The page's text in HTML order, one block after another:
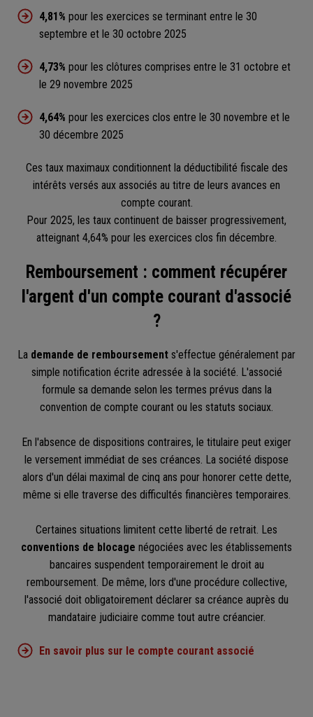
4,81% pour les exercices se terminant entre le 30
septembre et le 30 octobre 2025
4,73% pour les clôtures comprises entre le 31 octobre et
le 29 novembre 2025
4,64% pour les exercices clos entre le 30 novembre et le
30 décembre 2025
Ces taux maximaux conditionnent la déductibilité fiscale des
intérêts versés aux associés au titre de leurs avances en
compte courant.
Pour 2025, les taux continuent de baisser progressivement,
atteignant 4,64% pour les exercices clos fin décembre.
Remboursement : comment récupérer
l'argent d'un compte courant d'associé
?
La demande de remboursement s'effectue généralement par
simple notification écrite adressée à la société. L'associé
formule sa demande selon les termes prévus dans la
convention de compte courant ou les statuts sociaux.
En l'absence de dispositions contraires, le titulaire peut exiger
le versement immédiat de ses créances. La société dispose
alors d'un délai maximal de cinq ans pour honorer cette dette,
même si elle traverse des difficultés financières temporaires.
Certaines situations limitent cette liberté de retrait. Les
conventions de blocage négociées avec les établissements
bancaires suspendent temporairement le droit au
remboursement. De même, lors d'une procédure collective,
l'associé doit obligatoirement déclarer sa créance auprès du
mandataire judiciaire comme tout autre créancier.
En savoir plus sur le compte courant associé